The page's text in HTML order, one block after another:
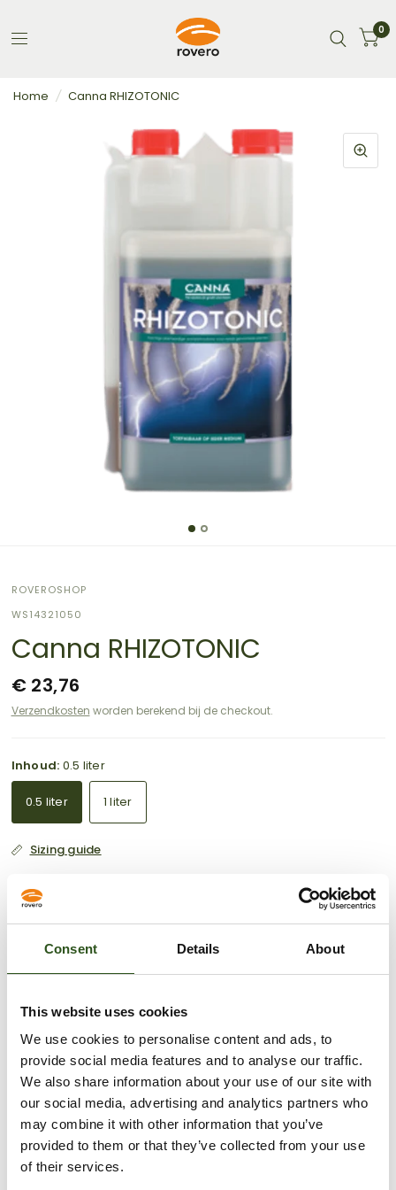
Consent Details About
This website uses cookies
We use cookies to personalise content and ads, to
provide social media features and to analyse our traffic.
We also share information about your use of our site with
our social media, advertising and analytics partners who
may combine it with other information that you’ve
provided to them or that they’ve collected from your use
of their services.
0
Home / Canna RHIZOTONIC
ROVEROSHOP
WS14321050
Canna RHIZOTONIC
€ 23,76
Verzendkosten worden berekend bij de checkout.
Inhoud: 0.5 liter
0.5 liter 1 liter
Sizing guide
VOEG TOE AAN WINKELWAGEN
Afhaling is beschikbaar bijKrabbescheer 6
Meestal klaar binnen 2-4 dagen
Openingstijden:
Maandag – Vrijdag: 08:00 – 16:00
Gesloten tussen 12:30 – 13:00
Winkelgegevens bekijken